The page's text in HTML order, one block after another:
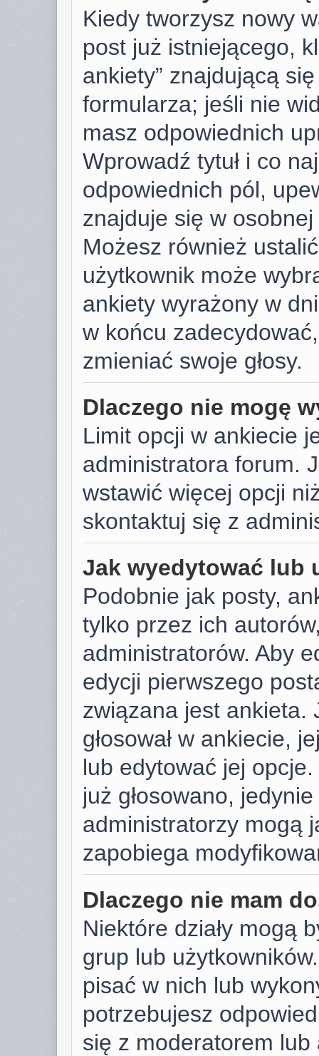
Kiedy tworzysz nowy
post już istniejącego,
ankiety” znajdującą
formularza; jeśli nie
masz odpowiednich
Wprowadź tytuł i co
odpowiednich pól,
znajduje się w
Możesz również
użytkownik może
ankiety wyrażony w
w końcu
zmieniać swoje głosy.
Dlaczego nie mogę
Limit opcji w ankiecie
administratora forum.
wstawić więcej opcji
skontaktuj się z
Jak wyedytować lub
Podobnie jak posty,
tylko przez ich
administratorów. Aby
edycji pierwszego
związana jest ankieta.
głosował w ankiecie,
lub edytować jej
już głosowano,
administratorzy mogą
zapobiega
Dlaczego nie mam
Niektóre działy mogą
grup lub
pisać w nich lub
potrzebujesz
się z moderatorem